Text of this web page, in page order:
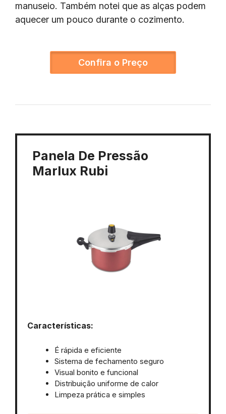
manuseio. Também notei que as alças podem
aquecer um pouco durante o cozimento.
Confira o Preço
Panela De Pressão
Marlux Rubi
Características:
É rápida e eficiente
Sistema de fechamento seguro
Visual bonito e funcional
Distribuição uniforme de calor
Limpeza prática e simples